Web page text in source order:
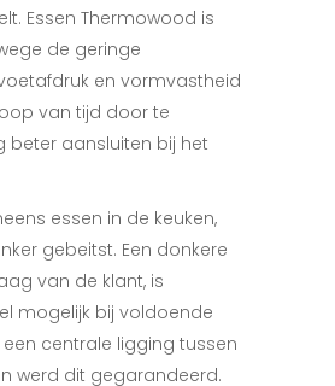
Essen Thermowood is
de geringe
en vormvastheid
van tijd door te
beter aansluiten bij het
essen in de keuken,
gebeitst. Een donkere
van de klant, is
mogelijk bij voldoende
een centrale ligging tussen
werd dit gegarandeerd.